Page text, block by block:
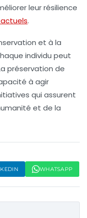
leur résilience
.
et à la
individu peut
préservation de
à agir
qui assurent
et de la
WHATSAPP